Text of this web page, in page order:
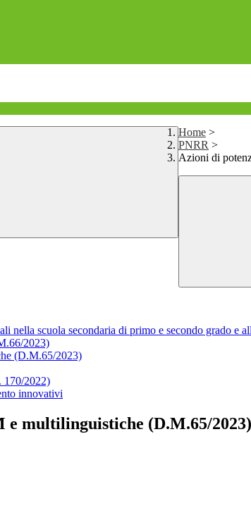
Home >
PNRR >
Azioni di
scuola secondaria di primo e secondo grado e
2023)
(D.M.65/2023)
170/2022)
innovativi
e multilinguistiche (D.M.65/2023)